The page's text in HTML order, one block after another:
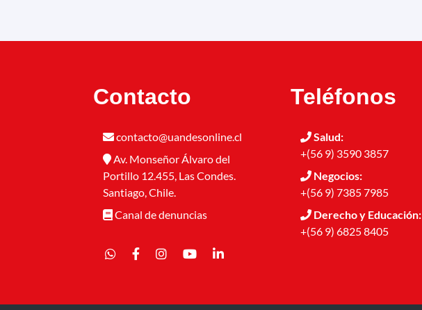
Contacto
contacto@uandesonline.cl
Av. Monseñor Álvaro del
Portillo 12.455, Las Condes.
Santiago, Chile.
Canal de denuncias
Teléfonos
Salud:
+(56 9) 3590 3857
Negocios:
+(56 9) 7385 7985
Derecho y Educación:
+(56 9) 6825 8405